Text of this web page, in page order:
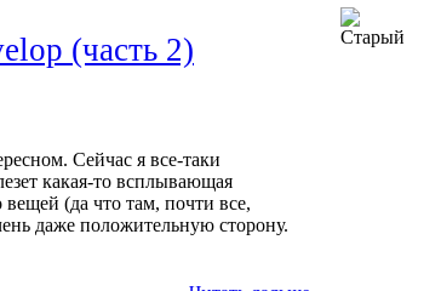
(часть 2)
Сейчас я все-таки
какая-то всплывающая
(да что там, почти все,
даже положительную сторону.